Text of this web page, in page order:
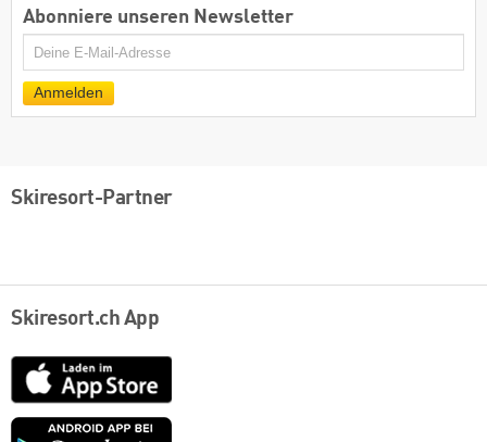
Abonniere unseren Newsletter
E-
Mail
Anmelden
Skiresort-Partner
Skiresort.ch App
App
Store
Google